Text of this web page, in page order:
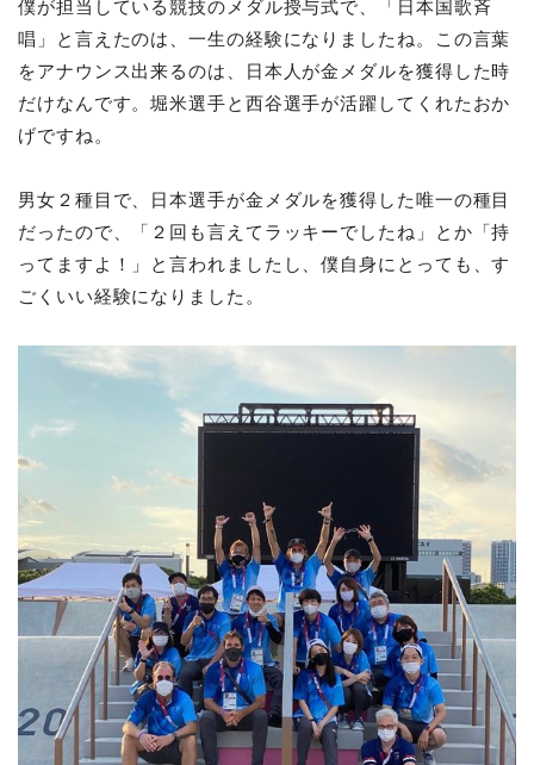
僕が担当している競技のメダル授与式で、「日本国歌斉
唱」と言えたのは、一生の経験になりましたね。この言葉
をアナウンス出来るのは、日本人が金メダルを獲得した時
だけなんです。堀米選手と西谷選手が活躍してくれたおか
げですね。
男女２種目で、日本選手が金メダルを獲得した唯一の種目
だったので、「２回も言えてラッキーでしたね」とか「持
ってますよ！」と言われましたし、僕自身にとっても、す
ごくいい経験になりました。